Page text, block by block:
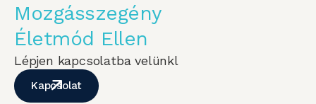
Mozgásszegény
Életmód Ellen
Lépjen kapcsolatba velünkl
Kapcsolat